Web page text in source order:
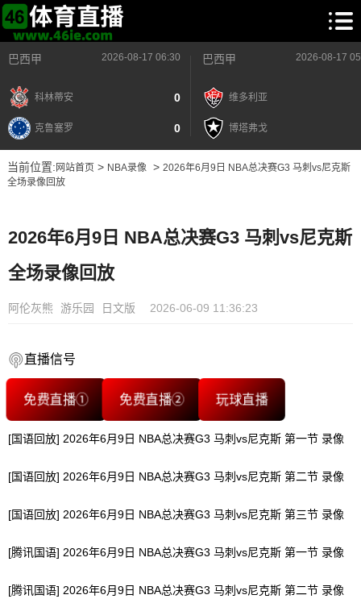
巴西甲 2026-08-17 06:30
科林蒂安 0
克鲁塞罗 0
巴西甲 2026-08-17
维多利亚
博塔弗戈
当前位置: 网站首页> NBA录像 > 2026年6月9日 NBA总决赛G3 马刺vs尼克斯
全场录像回放
2026年6月9日 NBA总决赛G3 马刺vs尼克斯
全场录像回放
阿伦灰熊 游乐园 日文版 2026-06-09 11:36:23
直播信号
免费直播① 免费直播② 玩球直播
[国语回放] 2026年6月9日 NBA总决赛G3 马刺vs尼克斯 第一节 录像
[国语回放] 2026年6月9日 NBA总决赛G3 马刺vs尼克斯 第二节 录像
[国语回放] 2026年6月9日 NBA总决赛G3 马刺vs尼克斯 第三节 录像
[腾讯国语] 2026年6月9日 NBA总决赛G3 马刺vs尼克斯 第一节 录像
[腾讯国语] 2026年6月9日 NBA总决赛G3 马刺vs尼克斯 第二节 录像